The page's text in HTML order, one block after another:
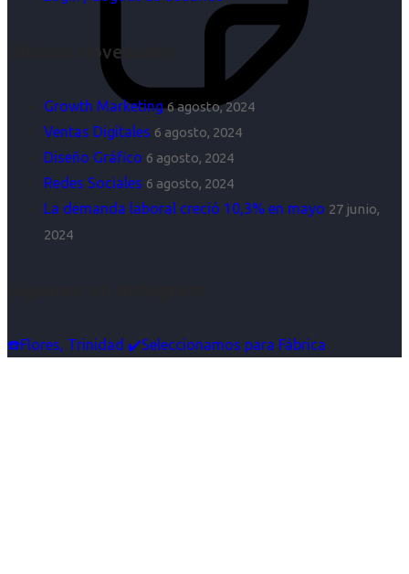
Últimas Novedades
Growth Marketing 6 agosto, 2024
Ventas Digitales 6 agosto, 2024
Diseño Gráfico 6 agosto, 2024
Redes Sociales 6 agosto, 2024
La demanda laboral creció 10,3% en mayo 27 junio,
2024
☎️Flores, Trinidad ✔️Seleccionamos para Fábrica